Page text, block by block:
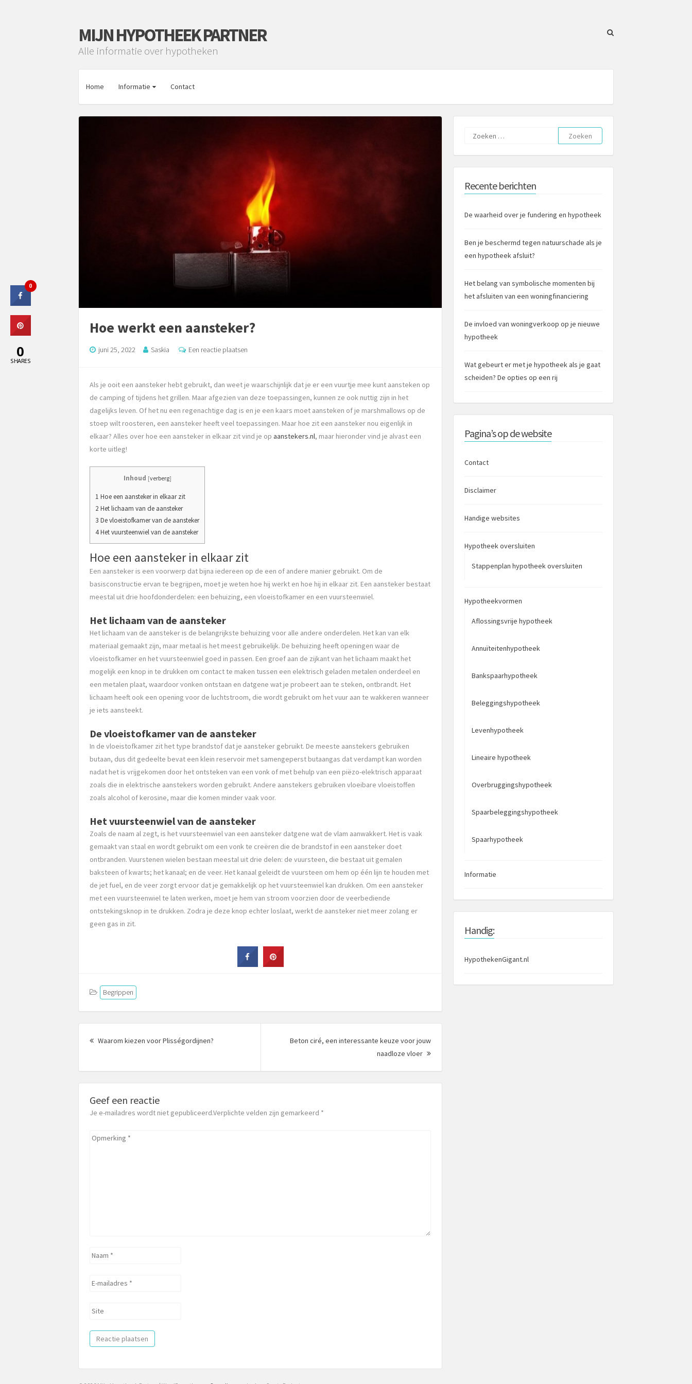
MIJN HYPOTHEEK PARTNER
Alle informatie over hypotheken
Home Informatie Contact
Hoe werkt een aansteker?
juni 25, 2022 Saskia Een reactie plaatsen
Als je ooit een aansteker hebt gebruikt, dan weet je waarschijnlijk dat je er een vuurtje mee kunt aansteken op
de camping of tijdens het grillen. Maar afgezien van deze toepassingen, kunnen ze ook nuttig zijn in het
dagelijks leven. Of het nu een regenachtige dag is en je een kaars moet aansteken of je marshmallows op de
stoep wilt roosteren, een aansteker heeft veel toepassingen. Maar hoe zit een aansteker nou eigenlijk in
elkaar? Alles over hoe een aansteker in elkaar zit vind je op aanstekers.nl, maar hieronder vind je alvast een
korte uitleg!
Inhoud [verberg]
1 Hoe een aansteker in elkaar zit
2 Het lichaam van de aansteker
3 De vloeistofkamer van de aansteker
4 Het vuursteenwiel van de aansteker
Hoe een aansteker in elkaar zit
Een aansteker is een voorwerp dat bijna iedereen op de een of andere manier gebruikt. Om de
basisconstructie ervan te begrijpen, moet je weten hoe hij werkt en hoe hij in elkaar zit. Een aansteker bestaat
meestal uit drie hoofdonderdelen: een behuizing, een vloeistofkamer en een vuursteenwiel.
Het lichaam van de aansteker
Het lichaam van de aansteker is de belangrijkste behuizing voor alle andere onderdelen. Het kan van elk
materiaal gemaakt zijn, maar metaal is het meest gebruikelijk. De behuizing heeft openingen waar de
vloeistofkamer en het vuursteenwiel goed in passen. Een groef aan de zijkant van het lichaam maakt het
mogelijk een knop in te drukken om contact te maken tussen een elektrisch geladen metalen onderdeel en
een metalen plaat, waardoor vonken ontstaan en datgene wat je probeert aan te steken, ontbrandt. Het
lichaam heeft ook een opening voor de luchtstroom, die wordt gebruikt om het vuur aan te wakkeren wanneer
je iets aansteekt.
De vloeistofkamer van de aansteker
In de vloeistofkamer zit het type brandstof dat je aansteker gebruikt. De meeste aanstekers gebruiken
butaan, dus dit gedeelte bevat een klein reservoir met samengeperst butaangas dat verdampt kan worden
nadat het is vrijgekomen door het ontsteken van een vonk of met behulp van een piëzo-elektrisch apparaat
zoals die in elektrische aanstekers worden gebruikt. Andere aanstekers gebruiken vloeibare vloeistoffen
zoals alcohol of kerosine, maar die komen minder vaak voor.
Het vuursteenwiel van de aansteker
Zoals de naam al zegt, is het vuursteenwiel van een aansteker datgene wat de vlam aanwakkert. Het is vaak
gemaakt van staal en wordt gebruikt om een vonk te creëren die de brandstof in een aansteker doet
ontbranden. Vuurstenen wielen bestaan meestal uit drie delen: de vuursteen, die bestaat uit gemalen
baksteen of kwarts; het kanaal; en de veer. Het kanaal geleidt de vuursteen om hem op één lijn te houden met
de jet fuel, en de veer zorgt ervoor dat je gemakkelijk op het vuursteenwiel kan drukken. Om een aansteker
met een vuursteenwiel te laten werken, moet je hem van stroom voorzien door de veerbediende
ontstekingsknop in te drukken. Zodra je deze knop echter loslaat, werkt de aansteker niet meer zolang er
geen gas in zit.
Begrippen
Waarom kiezen voor Plisségordijnen?
Beton ciré, een interessante keuze voor jouw
naadloze vloer
Volgend
Geef een reactie
Je e-mailadres wordt niet gepubliceerd.Verplichte velden zijn gemarkeerd *
Opmerking
Naam
E-
Site
Zoeken
naar:
Recente berichten
De waarheid over je fundering en hypotheek
Ben je beschermd tegen natuurschade als je
een hypotheek afsluit?
Het belang van symbolische momenten bij
het afsluiten van een woningfinanciering
De invloed van woningverkoop op je nieuwe
hypotheek
Wat gebeurt er met je hypotheek als je gaat
scheiden? De opties op een rij
Pagina’s op de website
Contact
Disclaimer
Handige websites
Hypotheek oversluiten
Stappenplan hypotheek oversluiten
Hypotheekvormen
Aflossingsvrije hypotheek
Annuïteitenhypotheek
Bankspaarhypotheek
Beleggingshypotheek
Levenhypotheek
Lineaire hypotheek
Overbruggingshypotheek
Spaarbeleggingshypotheek
Spaarhypotheek
Informatie
Handig:
HypothekenGigant.nl
0
0
SHARES